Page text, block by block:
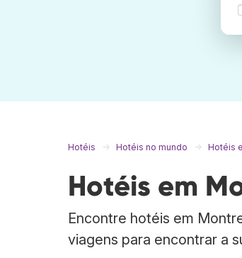
Hotéis Hotéis no mundo Hotéis
Hotéis em
Encontre hotéis em
viagens para encontrar a